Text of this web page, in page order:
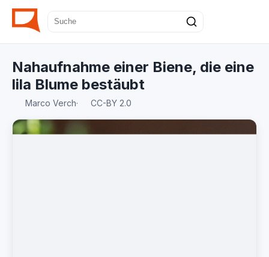
Nahaufnahme einer Biene, die eine
lila Blume bestäubt
Marco Verch· CC-BY 2.0